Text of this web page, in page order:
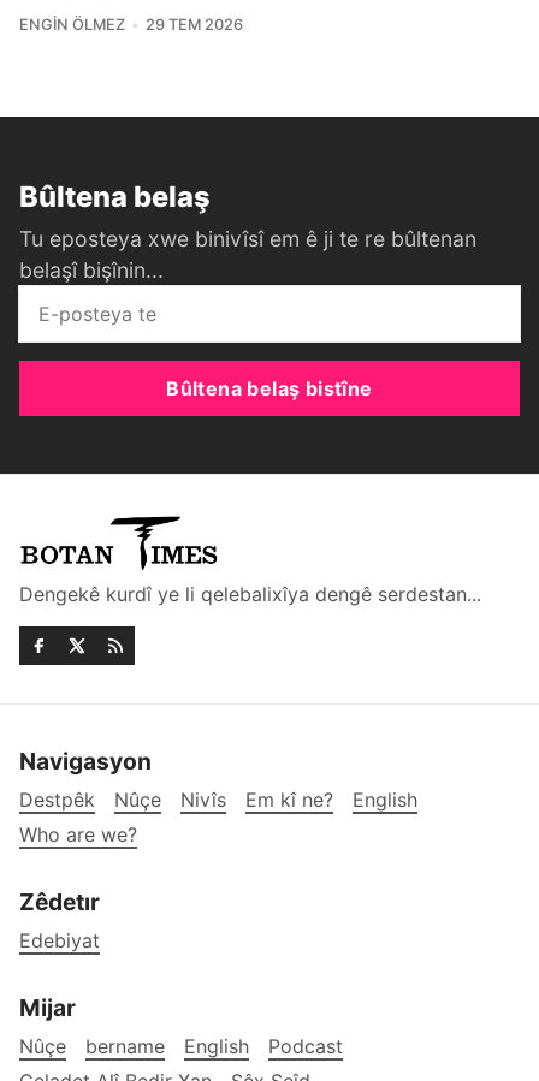
ENGIN ÖLMEZ 29 TEM 2026
Bûltena belaş
Tu eposteya xwe binivîsî em ê ji te re bûltenan
belaşî bişînin...
Bûltena belaş bistîne
Dengekê kurdî ye li qelebalixîya dengê serdestan...
Navigasyon
Destpêk Nûçe Nivîs Em kî ne?
English
Who are we?
Zêdetır
Edebiyat
Mijar
Nûçe bername English
Podcast